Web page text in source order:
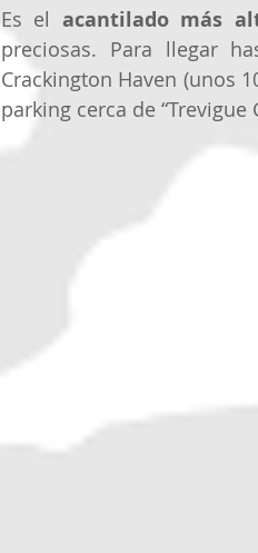
Es el acantilado más
preciosas. Para llegar
Crackington Haven (unos
parking cerca de